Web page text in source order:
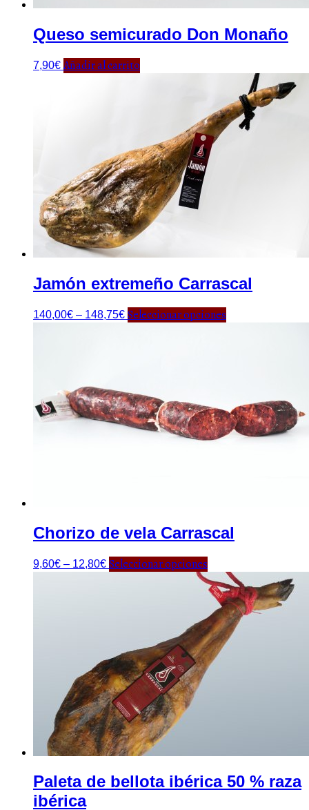
Queso semicurado Don Monaño
7,90€ Añadir al carrito
Jamón extremeño Carrascal
140,00€ – 148,75€ Seleccionar opciones
Chorizo de vela Carrascal
9,60€ – 12,80€ Seleccionar opciones
Paleta de bellota ibérica 50 % raza
ibérica